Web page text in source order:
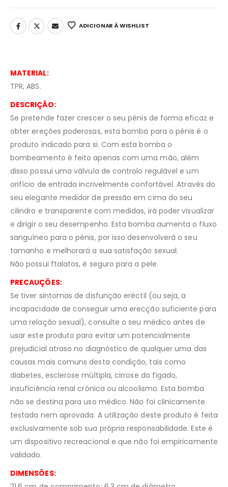
ADICIONAR À WISHLIST
MATERIAL:
TPR, ABS.
DESCRIÇÃO:
Se pretende fazer crescer o seu pénis de forma eficaz e
obter ereções poderosas, esta bomba para o pénis é o
produto indicado para si. Com esta bomba o
bombeamento é feito apenas com uma mão, além
disso possui uma válvula de controlo regulável e um
orifício de entrada incrivelmente confortável. Através do
seu elegante medidor de pressão em cima do seu
cilindro e transparente com medidas, irá poder visualizar
e dirigir o seu desempenho. Esta bomba aumenta o fluxo
sanguíneo para o pénis, por isso desenvolverá o seu
tamanho e melhorará a sua satisfação sexual.
Não possui ftalatos, é seguro para a pele.
PRECAUÇÕES:
Se tiver sintomas de disfunção eréctil (ou seja, a
incapacidade de conseguir uma erecção suficiente para
uma relação sexual), consulte o seu médico antes de
usar este produto para evitar um potencialmente
prejudicial atraso no diagnóstico de qualquer uma das
causas mais comuns desta condição, tais como
diabetes, esclerose múltipla, cirrose do fígado,
insuficiência renal crónica ou alcoolismo. Esta bomba
não se destina para uso médico. Não foi clinicamente
testada nem aprovada. A utilização deste produto é feita
exclusivamente sob sua própria responsabilidade. Este é
um dispositivo recreacional e que não foi empiricamente
validado.
DIMENSÕES: